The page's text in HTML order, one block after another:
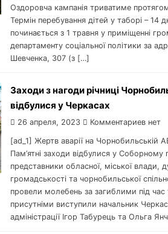
Оздоровча кампанія триватиме
Термін перебування дітей у таборі – 14
починається з 1 травня у приміщенні
департаменту соціальної політики за
Шевченка, 307 (з […]
Заходи з нагоди річниці
відбулися у Черкасах
26 апреля, 2023 Комментариев нет
[ad_1] Жертв аварії на Чорнобильській
Пам’ятні заходи відбулися у Соборному
представники обласної, міської влади,
громадськості та чорнобильської
провели молебень за загиблими під час
присутніми виступили начальник
адміністрації Ігор Табурець та Ольга